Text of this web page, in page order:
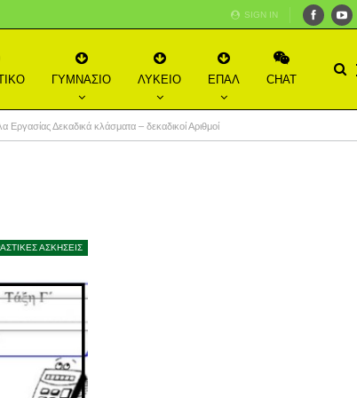
SIGN IN
ΓΥΜΝΑΣΙΟ ΛΥΚΕΙΟ ΕΠΑΛ CHAT
Εργασίας Δεκαδικά κλάσματα – δεκαδικοί Αριθμοί
ΑΣΚΗΣΕΙΣ